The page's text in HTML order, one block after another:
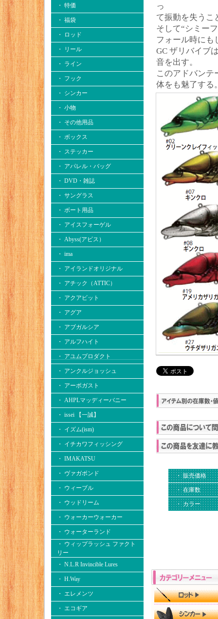
・ 特価
・ 福袋
・ ロッド
・ リール
・ ライン
・ フック
・ シンカー
・ 小物
・ その他用品
・ ボックス
・ ステッカー
・ アパレル・バッグ
・ DVD・雑誌
・ サングラス
・ ボート用品
・ アイスフォーゲル
・ Abyss(アビス）
・ ima
・ アイランドオリジナル
・ アチック（ATTIC）
・ アクアビット
・ アグア
・ アブガルシア
・ アルフハイト
・ アユムプロダクト
・ アンクルジョッシュ
・ アーボガスト
・ AHPLマッディーバニー
・ issei 【一誠】
・ イズム(ism)
・ イチカワフィッシング
・ IMAKATSU
・ ヴァガボンド
・ ウィーブル
・ ウッドリーム
・ ウォーカーウォーカー
・ ウォーターランド
・ ウィップラッシュ ファクト
リー
・ N.L.R Invincible Lures
・ H.Way
・ エレメンツ
・ エコギア
っ
て振動を失うこ
そして“シミー
フォール時にも
GC ザリバイブ
音を出す。
このアドバンテ
体をも魅了する
・ 販売価格
・ 在庫数
・ カラー